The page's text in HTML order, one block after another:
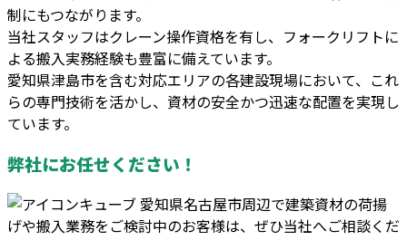
制にもつながります。
当社スタッフはクレーン操作資格を有し、フォークリフトに
よる搬入実務経験も豊富に備えています。
愛知県津島市を含む対応エリアの各建設現場において、これ
らの専門技術を活かし、資材の安全かつ迅速な配置を実現し
ています。
弊社にお任せください！
愛知県名古屋市周辺で建築資材の荷揚
げや搬入業務をご検討中のお客様は、ぜひ当社へご相談くだ